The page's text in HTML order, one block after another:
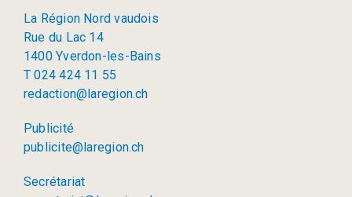
La Région Nord vaudois
Rue du Lac 14
1400 Yverdon-les-Bains
T 024 424 11 55
redaction@laregion.ch
Publicité
publicite@laregion.ch
Secrétariat